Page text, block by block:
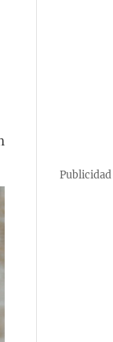
Publicidad